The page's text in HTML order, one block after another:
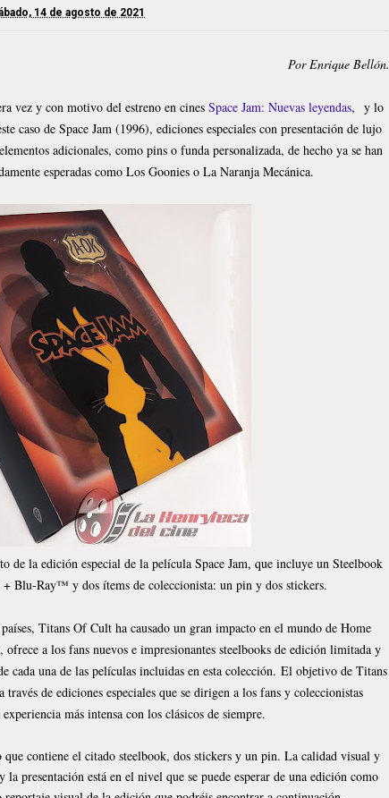
14 de agosto de 2021
Por Enrique Bellón.
vez y con motivo del estreno en cines Space Jam: Nuevas leyendas, y lo
caso de Space Jam (1996), ediciones especiales con presentación de lujo
adicionales, como pins o funda personalizada, de hecho ya se han
esperadas como Los Goonies o La Naranja Mecánica.
de la edición especial de la película Space Jam, que incluye un Steelbook
Blu-Ray™ y dos ítems de coleccionista: un pin y dos stickers.
Titans Of Cult ha causado un gran impacto en el mundo de Home
a los fans nuevos e impresionantes steelbooks de edición limitada y
cada una de las películas incluidas en esta colección. El objetivo de Titans
de ediciones especiales que se dirigen a los fans y coleccionistas
más intensa con los clásicos de siempre.
que contiene el citado steelbook, dos stickers y un pin. La calidad visual y
presentación está en el nivel que se puede esperar de una edición como